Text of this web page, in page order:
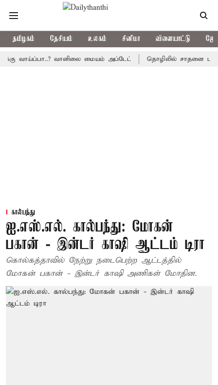
தமிழகம் தேசியம் உலகம் சினிமா விளையாட்டு
வானிலை மையம் அப்டேட் தொழிலில் சாதனை படைக்க
கால்பந்து
ஐ.எஸ்.எல். கால்பந்து: மோகன்
பகான் - இன்டர் காஷி ஆட்டம் டிரா
கொல்கத்தாவில் நேற்று நடைபெற்ற ஆட்டத்தில்
மோகன் பகான் - இன்டர் காஷி அணிகள் மோதின.